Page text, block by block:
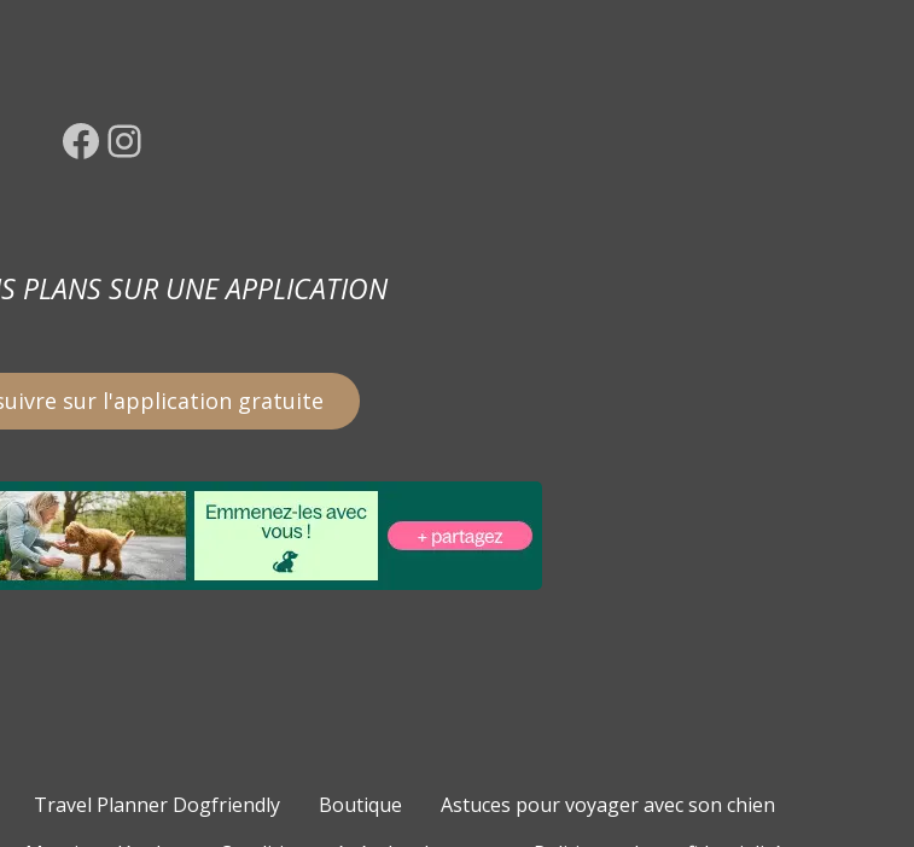
Facebook Instagram
PLANS SUR UNE APPLICATION
sur l'application gratuite
Travel Planner Dogfriendly Boutique
Astuces pour voyager avec son chien